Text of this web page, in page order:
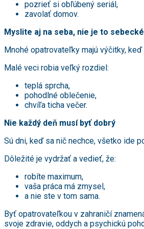
pozrieť si obľúbený seriál,
zavolať domov.
Myslite aj na seba, nie je to sebecké
Mnohé opatrovateľky majú výčitky,
Malé veci robia veľký rozdiel:
teplá sprcha,
pohodlné oblečenie,
chvíľa ticha večer.
Nie každý deň musí byť dobrý
Sú dni, keď sa nič nechce, všetko ide
Dôležité je vydržať a vedieť, že:
robíte maximum,
vaša práca má zmysel,
a nie ste v tom sama.
Byť opatrovateľkou v zahraničí
svoje zdravie, oddych a psychickú